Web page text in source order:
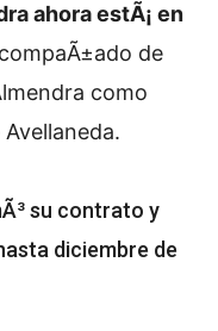
ahora estÃ¡ en
de
como
su contrato y
diciembre de